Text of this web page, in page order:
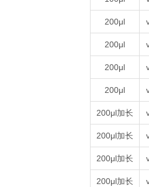
200μl
200μl
200μl
200μl
200μl加长
200μl加长
200μl加长
200μl加长